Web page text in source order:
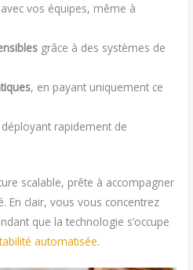
avec vos équipes, même à
grâce à des systèmes de
, en payant uniquement ce
rapidement de
scalable, prête à accompagner
En clair, vous vous concentrez
que la technologie s’occupe
automatisée.